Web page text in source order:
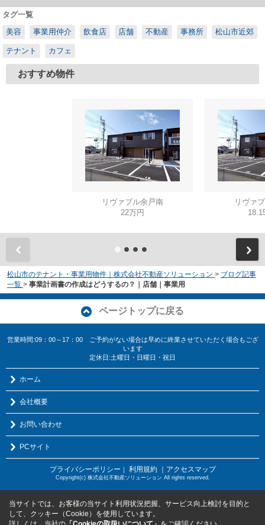
タグ一覧
美容
事業用仲介 飲食店 店舗 不動産 事務所 松山市近郊
テナント カフェ
おすすめ物件
リヴァブル余戸南
22万円
リヴァ
松山市のテナント・事業用物件｜株式会社不動産ソリューション > ブログ記事
一覧 > 事業計画書の作成はどうするの？｜店舗｜事業用
ページトップに戻る
営業時間:09：00～17：00 ご予約がない場合は早めに終業させていただく場合もござ
います
定休日:土曜日・日曜日・祝日
ホーム
会社概要
お問い合わせ
PCサイト
プライバシーポリシー ｜ 利用規約 ｜アクセスマップ
Copyright(c) 株式会社不動産ソリューション All rights reserved.
当サイトでは、お客様の当サイト利用状況把握、サービス向上検討を目的と
して、クッキー（Cookie）を使用しています。